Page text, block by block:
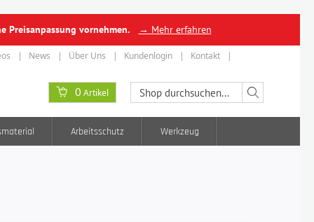
Preisanpassung vornehmen. → Mehr erfahren
News Über Uns Kundenlogin Kontakt
0 Artikel
Arbeitsschutz Werkzeug